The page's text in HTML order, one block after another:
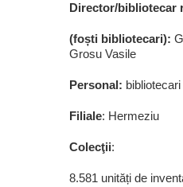
Director/bibliotecar
(foști bibliotecari):
Grosu Vasile
Personal: bibliotecari
Filiale: Hermeziu
Colecţii:
8.581 unități de